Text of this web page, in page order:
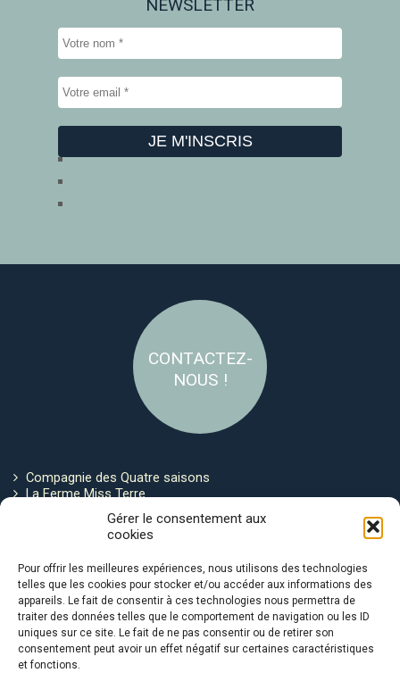
Gérer le consentement aux
cookies
Pour offrir les meilleures expériences, nous utilisons des technologies
telles que les cookies pour stocker et/ou accéder aux informations des
appareils. Le fait de consentir à ces technologies nous permettra de
traiter des données telles que le comportement de navigation ou les ID
uniques sur ce site. Le fait de ne pas consentir ou de retirer son
consentement peut avoir un effet négatif sur certaines caractéristiques
et fonctions.
NEWSLETTER
CONTACTEZ-
NOUS !
Compagnie des Quatre saisons
La Ferme Miss Terre
Politique de cookies